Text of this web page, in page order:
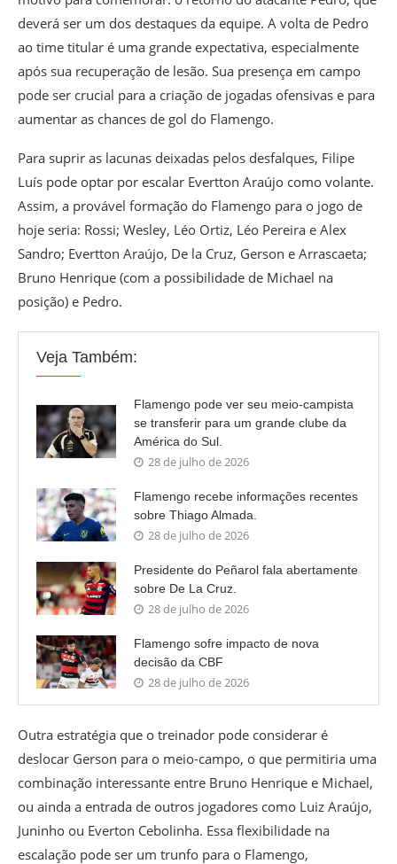
deverá ser um dos destaques da equipe. A volta de Pedro
ao time titular é uma grande expectativa, especialmente
após sua recuperação de lesão. Sua presença em campo
pode ser crucial para a criação de jogadas ofensivas e para
aumentar as chances de gol do Flamengo.
Para suprir as lacunas deixadas pelos desfalques, Filipe
Luís pode optar por escalar Evertton Araújo como volante.
Assim, a provável formação do Flamengo para o jogo de
hoje seria: Rossi; Wesley, Léo Ortiz, Léo Pereira e Alex
Sandro; Evertton Araújo, De la Cruz, Gerson e Arrascaeta;
Bruno Henrique (com a possibilidade de Michael na
posição) e Pedro.
Veja Também:
Flamengo pode ver seu meio-campista
se transferir para um grande clube da
América do Sul.
28 de julho de 2026
Flamengo recebe informações recentes
sobre Thiago Almada.
28 de julho de 2026
Presidente do Peñarol fala abertamente
sobre De La Cruz.
28 de julho de 2026
Flamengo sofre impacto de nova
decisão da CBF
28 de julho de 2026
Outra estratégia que o treinador pode considerar é
deslocar Gerson para o meio-campo, o que permitiria uma
combinação interessante entre Bruno Henrique e Michael,
ou ainda a entrada de outros jogadores como Luiz Araújo,
Juninho ou Everton Cebolinha. Essa flexibilidade na
escalação pode ser um trunfo para o Flamengo,